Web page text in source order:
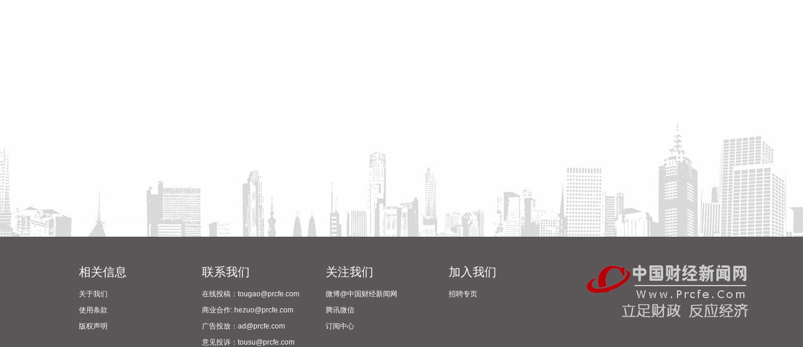
8月7日，随着最后一段沥青路面完成摊铺，由中铁五
局承建的京昆高速广（元）绵（阳）段扩容工程主线
路面63.879公里顺利贯通，标志着该段主线路面贯通
过半。广绵高速扩容项目全长约124公里，是国家“十
纵十横”综合运输大通道首都放射线G5京昆高速的关
键段落，也是四川省北上出川的核心通道。
阳光电源(300274)8月8日在互动平台表示，公司目前
初步判断，FCC政策主要限制新产品认证，不影响已
获认证产品的销售，公司目前在美销售的光伏逆变
器、储能系统不受影响。
相关信息
关于我们
使用条款
版权声明
联系我们
在线投稿：tougao@prcfe.com
商业合作: hezuo@prcfe.com
广告投放：ad@prcfe.com
意见投诉：tousu@prcfe.com
关注我们
微博@中国财经新闻网
腾讯微信
订阅中心
加入我们
招聘专页